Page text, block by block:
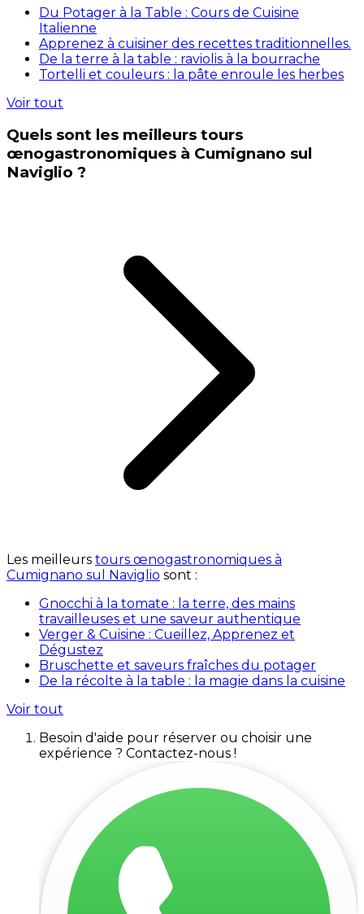
Du Potager à la Table : Cours de Cuisine
Italienne
Apprenez à cuisiner des recettes traditionnelles.
De la terre à la table : raviolis à la bourrache
Tortelli et couleurs : la pâte enroule les herbes
Voir tout
Quels sont les meilleurs tours
œnogastronomiques à Cumignano sul
Naviglio ?
Les meilleurs tours œnogastronomiques à
Cumignano sul Naviglio sont :
Gnocchi à la tomate : la terre, des mains
travailleuses et une saveur authentique
Verger & Cuisine : Cueillez, Apprenez et
Dégustez
Bruschette et saveurs fraîches du potager
De la récolte à la table : la magie dans la cuisine
Voir tout
Besoin d'aide pour réserver ou choisir une
expérience ? Contactez-nous !